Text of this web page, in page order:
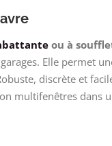
ou à
Elle permet
discrète et
multifenêtres dans